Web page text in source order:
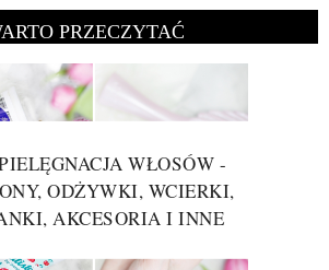
PRZECZYTAĆ
WŁOSÓW -
ODŻYWKI, WCIERKI,
AKCESORIA I INNE